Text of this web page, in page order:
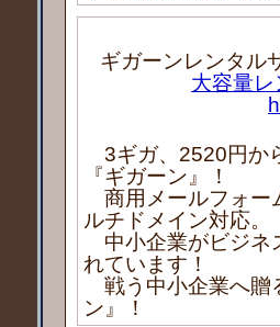
ギガーンレンタル
大容量
3ギガ、2520円か
『ギガーン』！
商用メールフォー
ルチドメイン対応。
中小企業がビジネ
れています！
戦う中小企業へ贈
ン』！